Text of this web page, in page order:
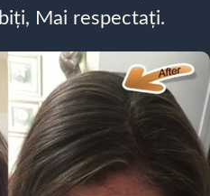
Mai respectați.